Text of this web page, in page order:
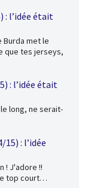
: l’idée était
Burda met le
que tes jerseys,
: l’idée était
long, ne serait-
: l’idée
! J'adore !!
top court…